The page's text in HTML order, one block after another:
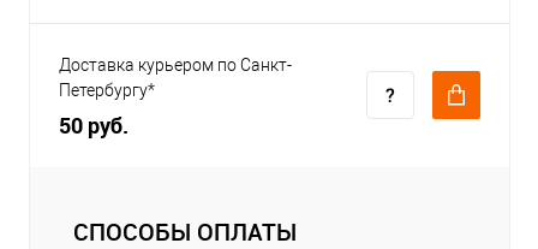
Доставка курьером по Санкт-
Петербургу*
50 руб.
СПОСОБЫ ОПЛАТЫ